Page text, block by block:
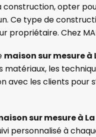
construction, opter
Ce type de
propriétaire. Chez
maison sur mesure à
matériaux, les
avec les clients pour
sur mesure à
personnalisé à